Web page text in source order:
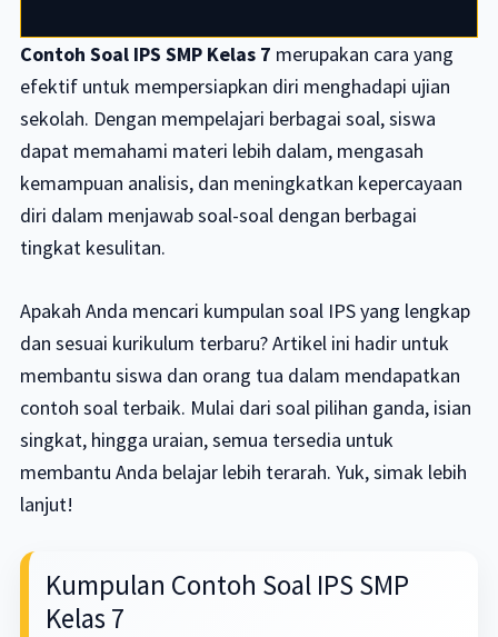
Contoh Soal IPS SMP Kelas 7 merupakan cara yang
efektif untuk mempersiapkan diri menghadapi ujian
sekolah. Dengan mempelajari berbagai soal, siswa
dapat memahami materi lebih dalam, mengasah
kemampuan analisis, dan meningkatkan kepercayaan
diri dalam menjawab soal-soal dengan berbagai
tingkat kesulitan.
Apakah Anda mencari kumpulan soal IPS yang lengkap
dan sesuai kurikulum terbaru? Artikel ini hadir untuk
membantu siswa dan orang tua dalam mendapatkan
contoh soal terbaik. Mulai dari soal pilihan ganda, isian
singkat, hingga uraian, semua tersedia untuk
membantu Anda belajar lebih terarah. Yuk, simak lebih
lanjut!
Kumpulan Contoh Soal IPS SMP
Kelas 7